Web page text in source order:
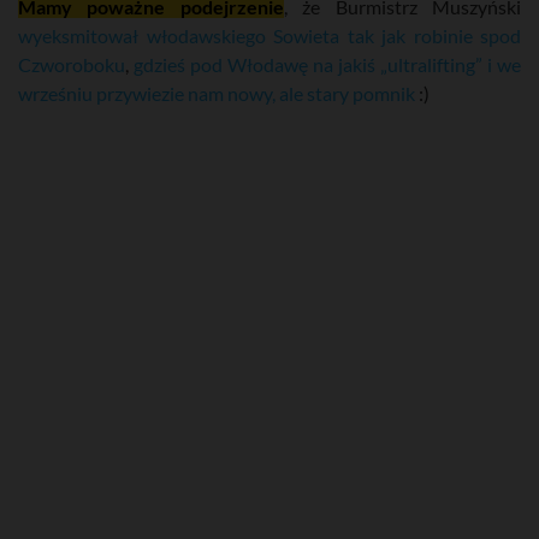
Mamy poważne podejrzenie , że Burmistrz Muszyński
wyeksmitował włodawskiego Sowieta tak jak robinie spod
Czworoboku
gdzieś pod Włodawę na jakiś „ultralifting” i we
wrześniu przywiezie nam nowy, ale stary pomnik :)